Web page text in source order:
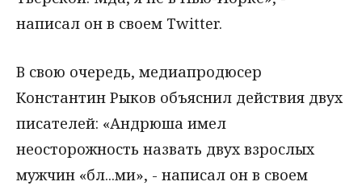
написал он в своем Twitter.
В свою очередь, медиапродюсер
Константин Рыков объяснил действия двух
писателей: «Андрюша имел
неосторожность назвать двух взрослых
мужчин «бл...ми», - написал он в своем